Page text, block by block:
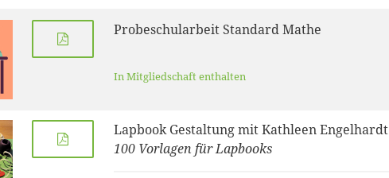
Probeschularbeit Standard Mathe
In Mitgliedschaft enthalten
Lapbook Gestaltung mit Kathleen Engelhardt
100 Vorlagen für Lapbooks